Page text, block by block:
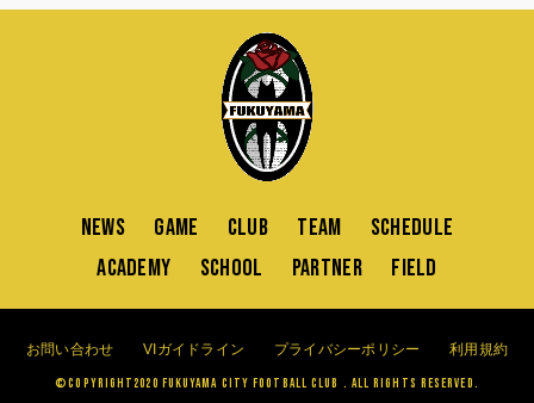
NEWS GAME CLUB TEAM
SCHEDULE
ACADEMY
SCHOOL PARTNER FIELD
お問い合わせ VIガイドライン プライバシーポリシー 利用規約
©Copyright2020 FUKUYAMA CITY FOOTBALL CLUB . All Rights Reserved.